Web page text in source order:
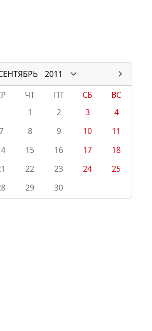
2011
ЧТ ПТ СБ
ВС
1
2 3
4
8 9 10
11
15 16 17
18
22 23 24
25
29 30